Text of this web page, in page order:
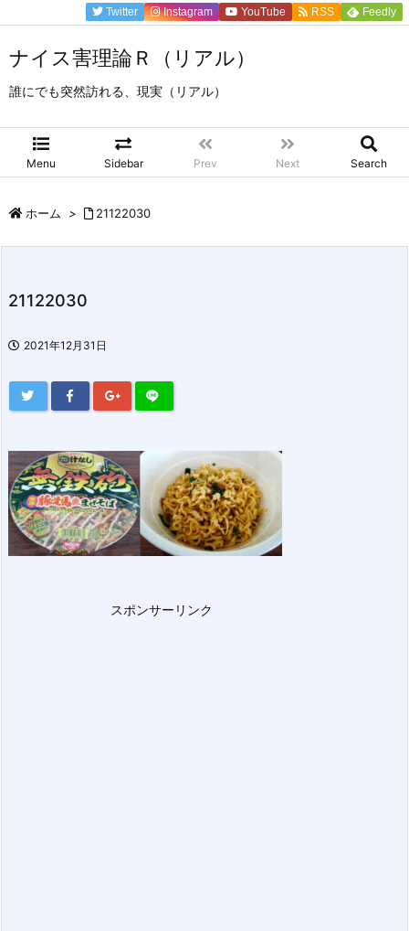
ナイス害理論Ｒ（リアル）
誰にでも突然訪れる、現実（リアル）
Menu Sidebar Prev Next Search
Twitter Instagram YouTube RSS Feedly
ホーム > 21122030
21122030
2021年12月31日
スポンサーリンク